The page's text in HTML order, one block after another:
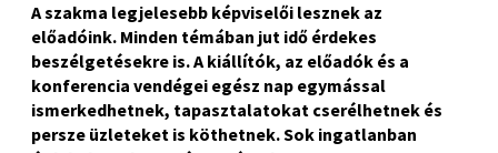
A szakma legjelesebb képviselői lesznek az
előadóink. Minden témában jut idő érdekes
beszélgetésekre is. A kiállítók, az előadók és a
konferencia vendégei egész nap egymással
ismerkedhetnek, tapasztalatokat cserélhetnek és
persze üzleteket is köthetnek.Sok ingatlanban